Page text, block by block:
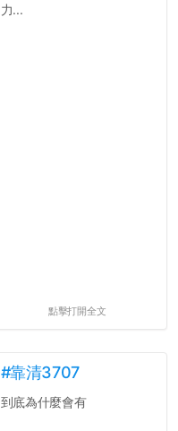
力...
點擊打開全文
#靠清3707
到底為什麼會有